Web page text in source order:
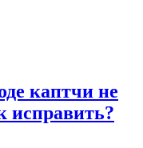
каптчи не
исправить?